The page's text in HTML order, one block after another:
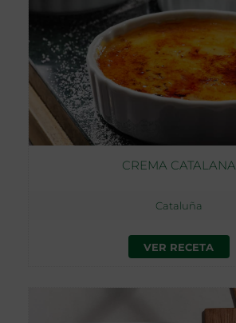
CREMA CATALANA
Cataluña
VER RECETA